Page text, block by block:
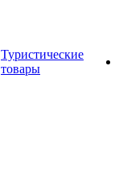
Туристические
товары